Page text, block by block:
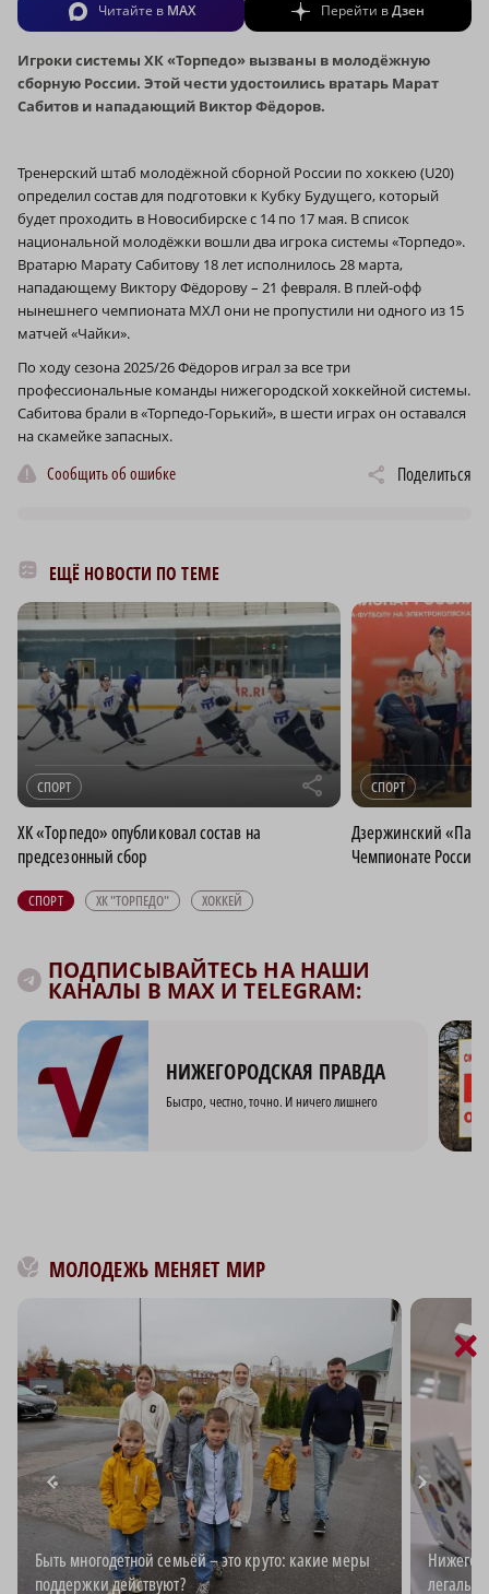
Читайте в MAX Перейти вДзен
Игроки системы ХК «Торпедо» вызваны в молодёжную
сборную России. Этой чести удостоились вратарь Марат
Сабитов и нападающий Виктор Фёдоров.
Тренерский штаб молодёжной сборной России по хоккею (U20)
определил состав для подготовки к Кубку Будущего, который
будет проходить в Новосибирске с 14 по 17 мая. В список
национальной молодёжки вошли два игрока системы «Торпедо».
Вратарю Марату Сабитову 18 лет исполнилось 28 марта,
нападающему Виктору Фёдорову – 21 февраля. В плей-офф
нынешнего чемпионата МХЛ они не пропустили ни одного из 15
матчей «Чайки».
По ходу сезона 2025/26 Фёдоров играл за все три
профессиональные команды нижегородской хоккейной системы.
Сабитова брали в «Торпедо-Горький», в шести играх он оставался
на скамейке запасных.
Сообщить об ошибке Поделиться
ЕЩЁ НОВОСТИ ПО ТЕМЕ
СПОРТ r
ХК «Торпедо» опубликовал состав на
предсезонный сбор
СПОРТ
Дзержинский
Чемпионате России
СПОРТ ХК "ТОРПЕДО" ХОККЕЙ
ПОДПИСЫВАЙТЕСЬ НА НАШИ
КАНАЛЫ В MAX И TELEGRAM:
НИЖЕГОРОДСКАЯ ПРАВДА
Быстро, честно, точно. И ничего лишнего
МОЛОДЕЖЬ МЕНЯЕТ МИР
Быть многодетной семьёй – это круто: какие меры
поддержки действуют?
×